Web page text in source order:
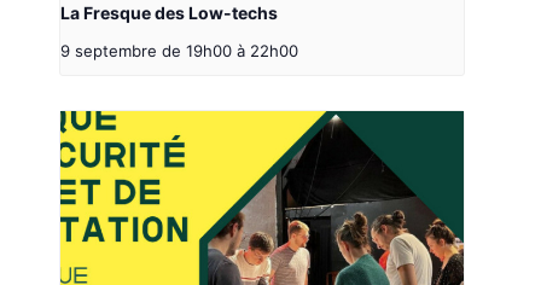
La Fresque des Low-techs
9 septembre de 19h00 à 22h00